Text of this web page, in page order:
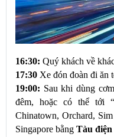
16:30: Quý khách về
17:30 Xe đón đoàn đi ăn
19:00: Sau khi dùng
đêm, hoặc có thể tới
Chinatown, Orchard,